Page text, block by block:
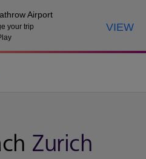
Airport
your trip
VIEW
Zurich